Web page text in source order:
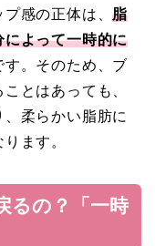
プ感の正体は、脂
よって一時的に
す。そのため、ブ
とはあっても、
柔らかい脂肪に
ます。
るの？「一時